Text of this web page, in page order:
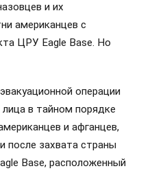
и их
американцев с
ЦРУ Eagle Base. Но
операции
в тайном порядке
и афганцев,
после захвата страны
Base, расположенный